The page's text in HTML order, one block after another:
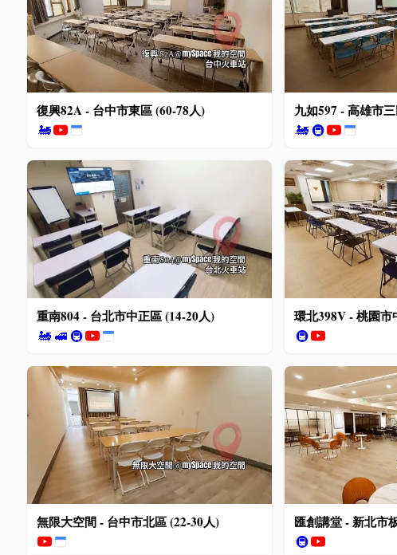
復興82A - 台中市東區 (60-78人)
🚂
九如597 - 高雄市
🚂 🚇
重南804 - 台北市中正區 (14-20人)
🚂 🚅 🚇
環北398V - 桃園市
🚇
無限大空間 - 台中市北區 (22-30人) 匯創講堂 - 新北市
🚇